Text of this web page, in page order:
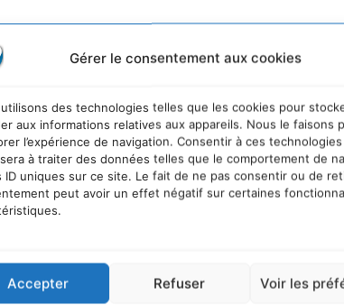
Gérer le consentement aux cookies
des technologies telles que les cookies pour
aux informations relatives aux appareils. Nous le faisons
l’expérience de navigation. Consentir à ces
à traiter des données telles que le comportement de
ID uniques sur ce site. Le fait de ne pas consentir ou de
peut avoir un effet négatif sur certaines
Accepter Refuser Voir les
48 58 21 85 – Diane Vandaele (RAC-F) :
France) : 06 30 46